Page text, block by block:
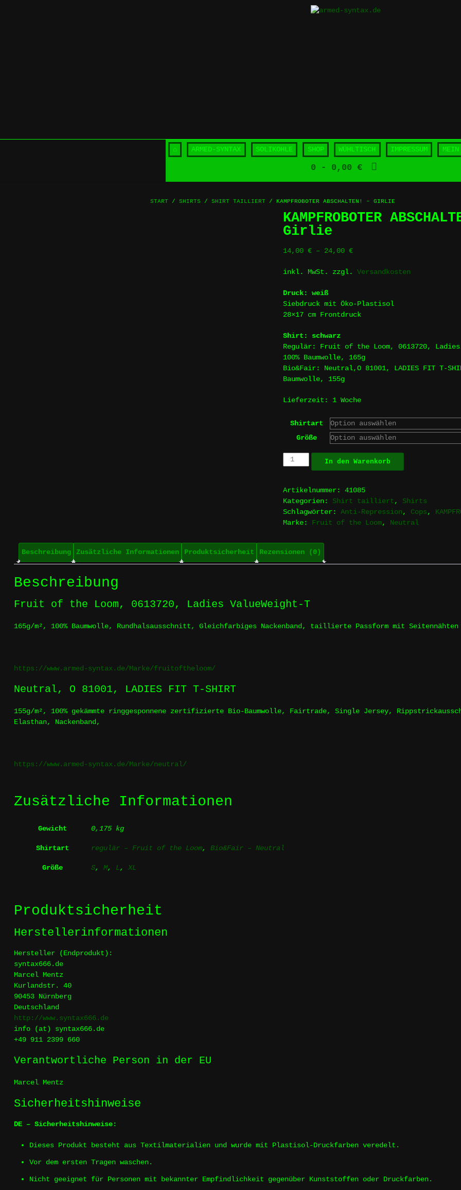
⌂ ARMED-SYNTAX SOLIKOHLE SHOP WÜHLTISCH IMPRESSUM MEIN
0 - 0,00 €
START /SHIRTS /SHIRT TAILLIERT / KAMPFROBOTER ABSCHALTEN! – GIRLIE
KAMPFROBOTER
Girlie
14,00€ – 24,00€
inkl. MwSt. zzgl.Versandkosten
Druck: weiß
Siebdruck mit Öko-Plastisol
28×17 cm Frontdruck
Shirt: schwarz
Regulär: Fruit of the Loom, 0613720, Ladies
100% Baumwolle, 165g
Bio&Fair: Neutral,O 81001, LADIES FIT T-
Baumwolle, 155g
Lieferzeit: 1 Woche
Shirtart
Größe
KAMPFROBOTER
ABSCHALTEN!
Girlie
Menge
In den Warenkorb
Artikelnummer:41085
Kategorien: Shirt tailliert, Shirts
Schlagwörter:Anti-Repression, Cops,
Marke: Fruit of the Loom, Neutral
Beschreibung Zusätzliche Informationen Produktsicherheit Rezensionen (0)
Beschreibung
Fruit of the Loom, 0613720, Ladies ValueWeight-T
165g/m², 100% Baumwolle, Rundhalsausschnitt, Gleichfarbiges Nackenband, taillierte Passform mit Seitennähten
https://www.armed-syntax.de/Marke/fruitoftheloom/
Neutral, O 81001, LADIES FIT T-SHIRT
155g/m², 100% gekämmte ringgesponnenezertifizierte Bio-Baumwolle, Fairtrade, Single Jersey,
Elasthan, Nackenband,
https://www.armed-syntax.de/Marke/neutral/
Zusätzliche Informationen
Gewicht 0,175 kg
Shirtart regulär – Fruit of the Loom, Bio&Fair – Neutral
Größe S, M, L, XL
Produktsicherheit
Herstellerinformationen
Hersteller (Endprodukt):
syntax666.de
Marcel Mentz
Kurlandstr. 40
90453 Nürnberg
Deutschland
http://www.syntax666.de
info (at) syntax666.de
+49 911 2399 660
Verantwortliche Person in der EU
Marcel Mentz
Sicherheitshinweise
DE – Sicherheitshinweise:
Dieses Produkt besteht aus Textilmaterialien und wurde mit Plastisol-Druckfarben veredelt.
Vor dem ersten Tragen waschen.
Nicht geeignet für Personen mit bekannter Empfindlichkeit gegenüber Kunststoffen oder Druckfarben.